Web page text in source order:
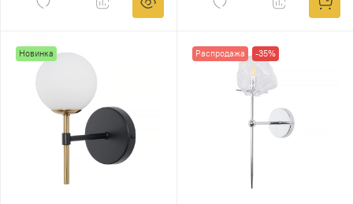
Новинка Распродажа -35%